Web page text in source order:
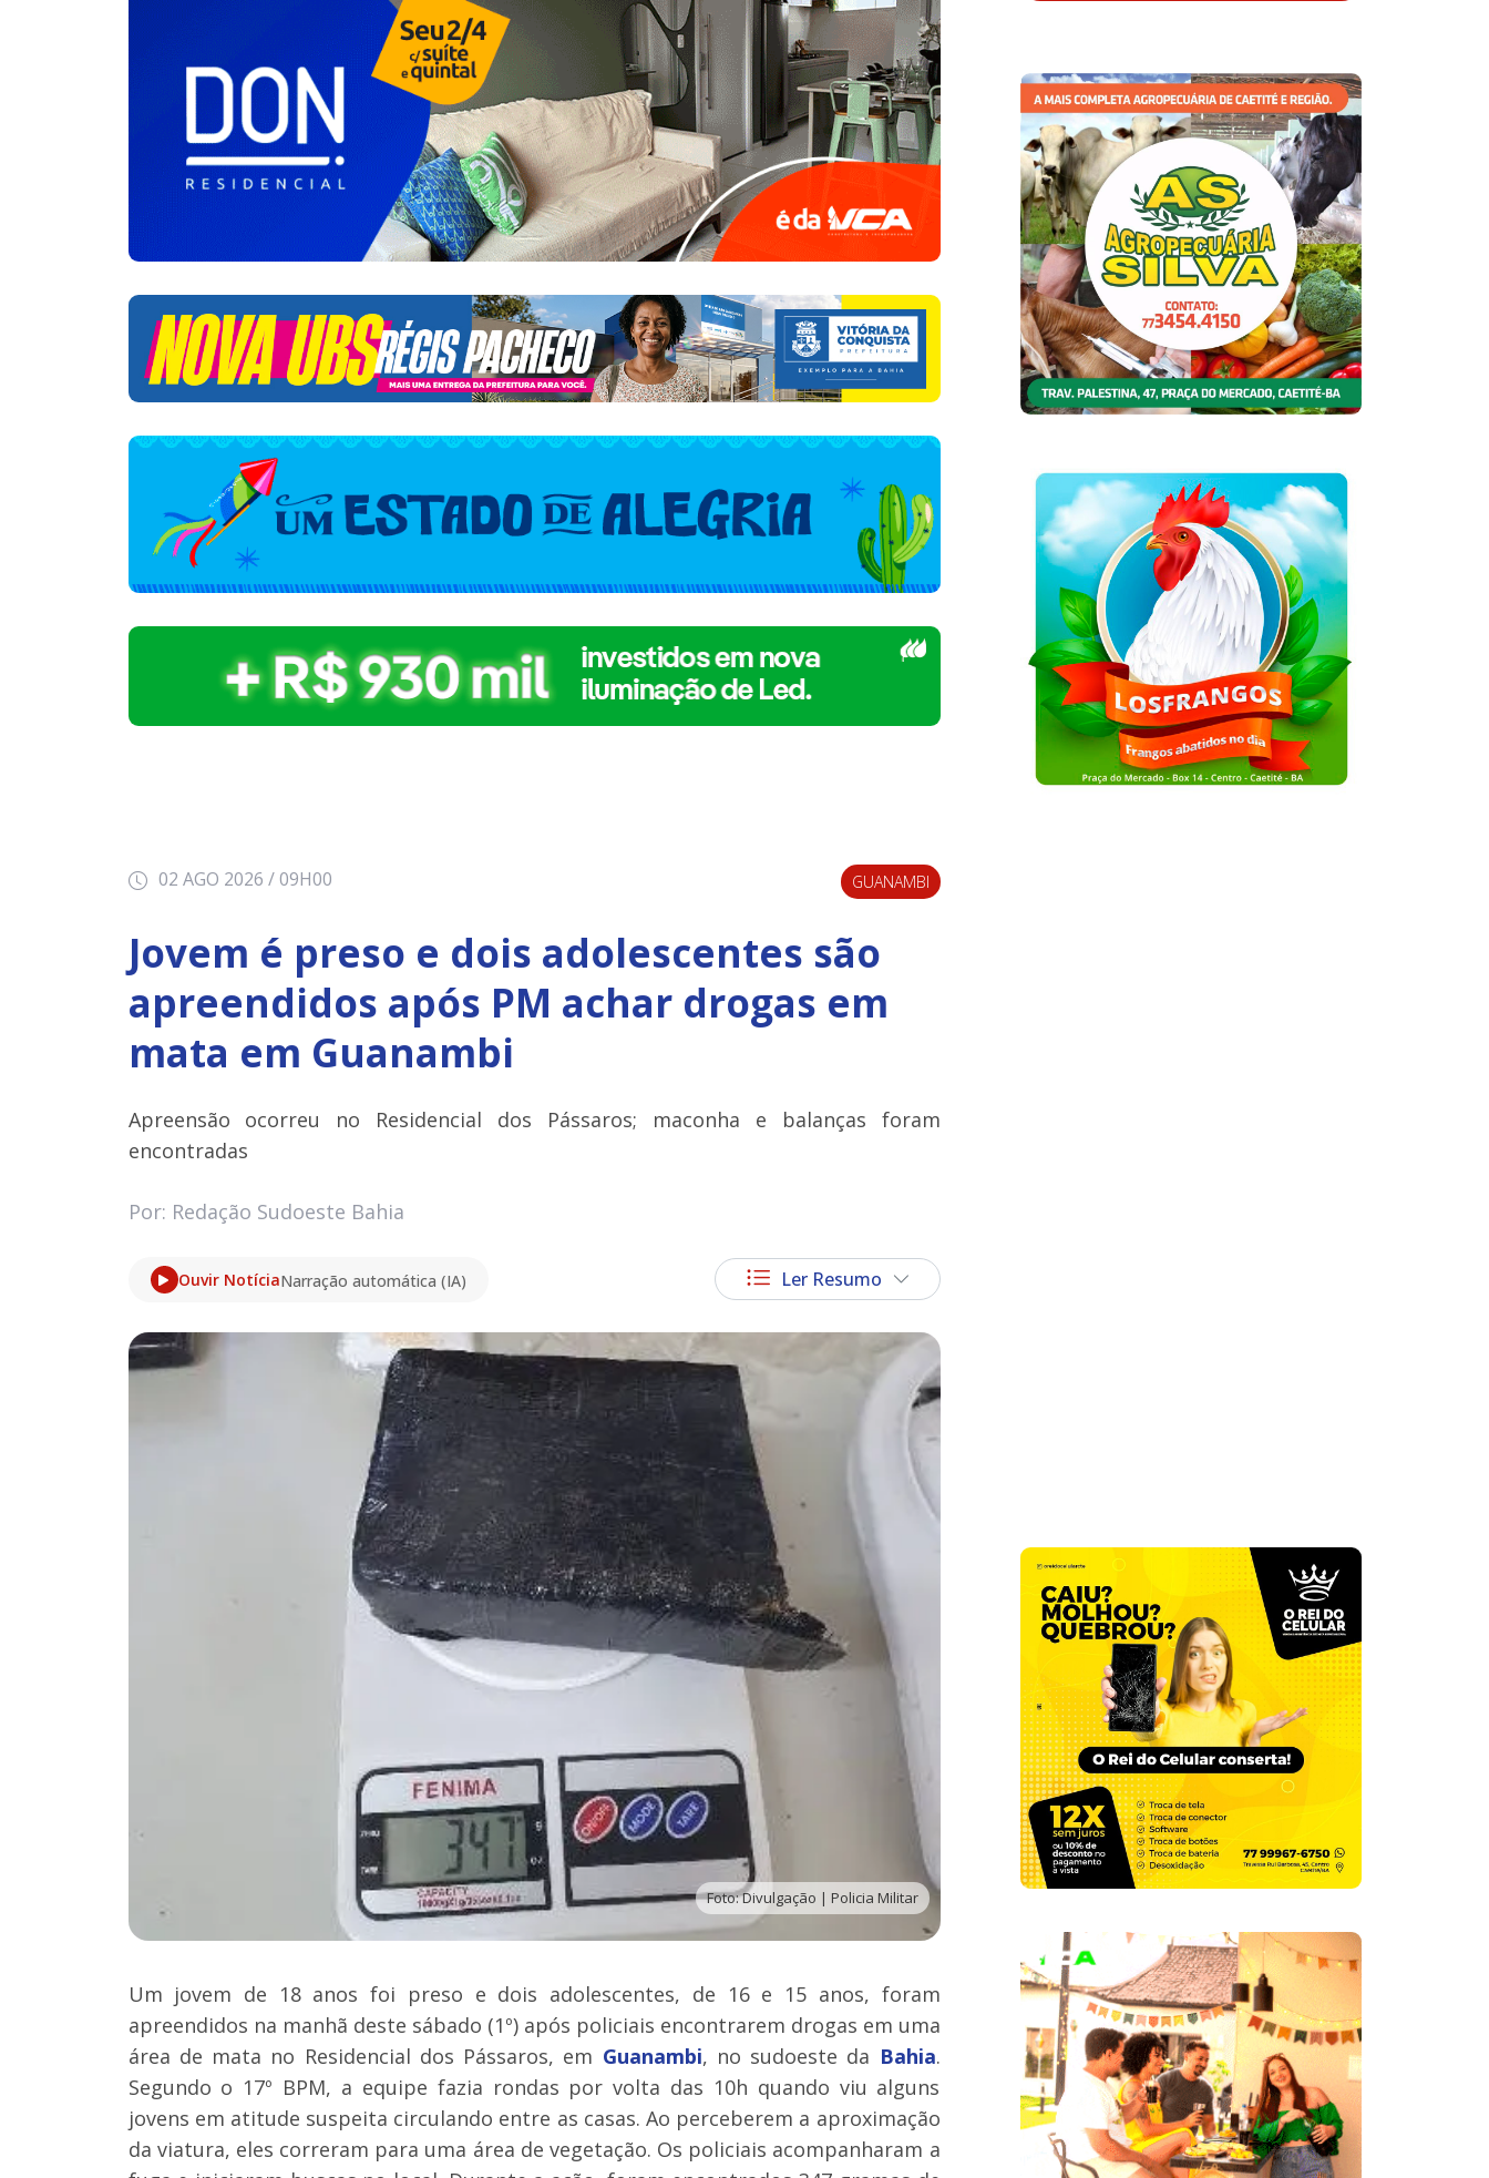
02 AGO 2026 / 09H00 GUANAMBI
Jovem é preso e dois adolescentes são
apreendidos após PM achar drogas em
mata em Guanambi
Apreensão ocorreu no Residencial dos Pássaros; maconha e balanças foram
encontradas
Por: Redação Sudoeste Bahia
Ouvir NotíciaNarração automática (IA) Ler Resumo
Foto: Divulgação | Policia Militar
Um jovem de 18 anos foi preso e dois adolescentes, de 16 e 15 anos, foram
apreendidos na manhã deste sábado (1º) após policiais encontrarem drogas em uma
área de mata no Residencial dos Pássaros, em Guanambi, no sudoeste da Bahia.
Segundo o 17º BPM, a equipe fazia rondas por volta das 10h quando viu alguns
jovens em atitude suspeita circulando entre as casas. Ao perceberem a aproximação
da viatura, eles correram para uma área de vegetação. Os policiais acompanharam a